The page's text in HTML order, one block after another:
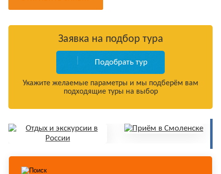
Заявка на подбор тура
Подобрать тур
Укажите желаемые параметры и мы подберём вам
подходящие туры на выбор